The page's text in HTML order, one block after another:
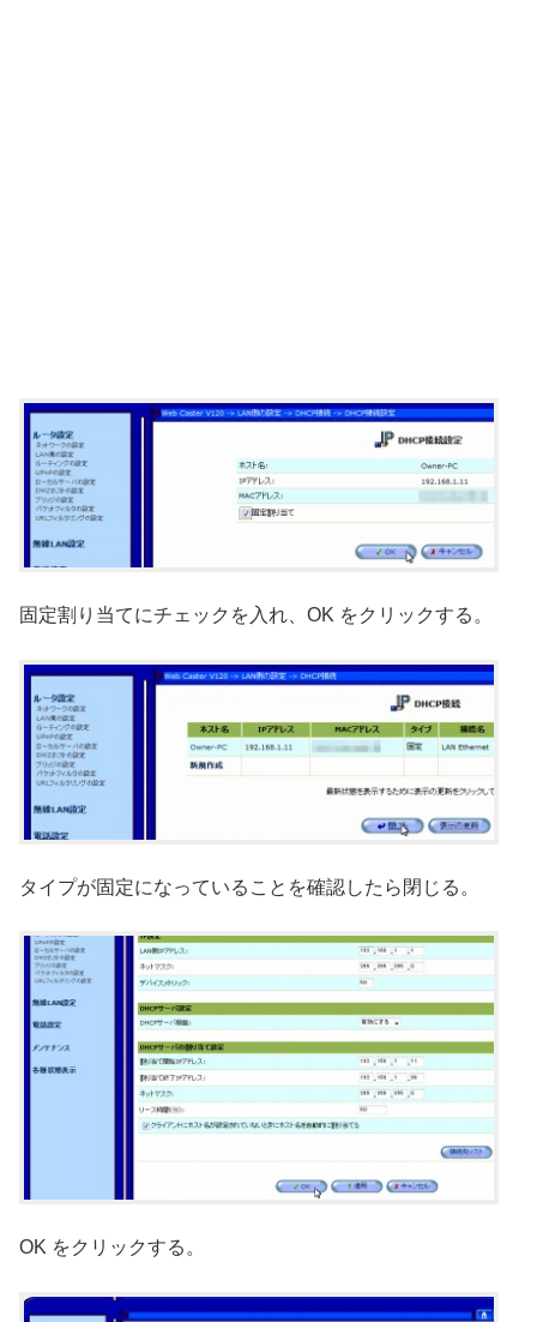
固定割り当てにチェックを入れ、OK をクリックする。
タイプが固定になっていることを確認したら閉じる。
OK をクリックする。